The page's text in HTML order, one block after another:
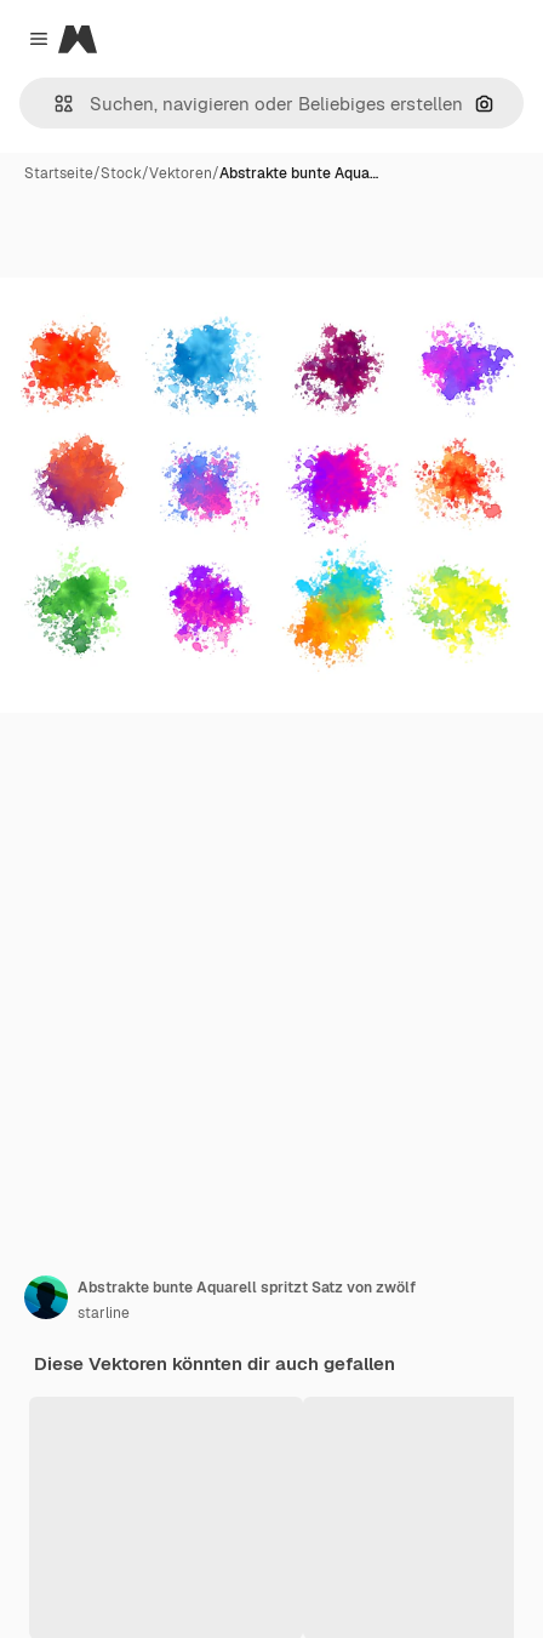
Close menu
Magnific
Nach
Startseite/Stock/Vektoren/Abstrakte bunte Aqua…
Abstrakte bunte Aquarell spritzt Satz von zwölf
starline
Diese Vektoren könnten dir auch gefallen